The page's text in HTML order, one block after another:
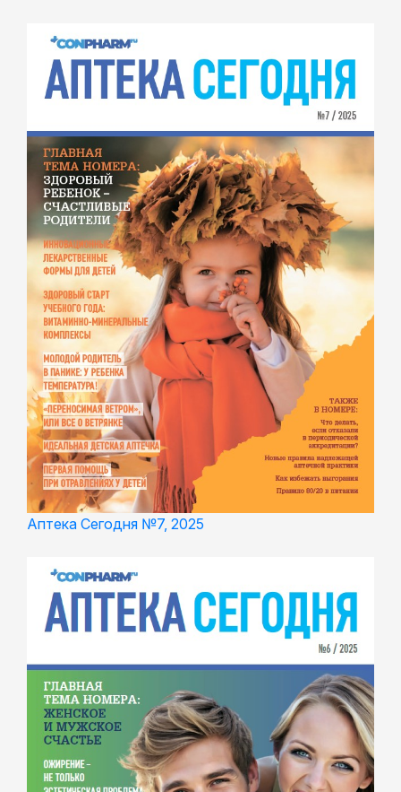
Аптека Сегодня №7, 2025